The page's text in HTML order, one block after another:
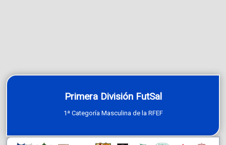
Primera División FutSal
1ª Categoría Masculina de la RFEF